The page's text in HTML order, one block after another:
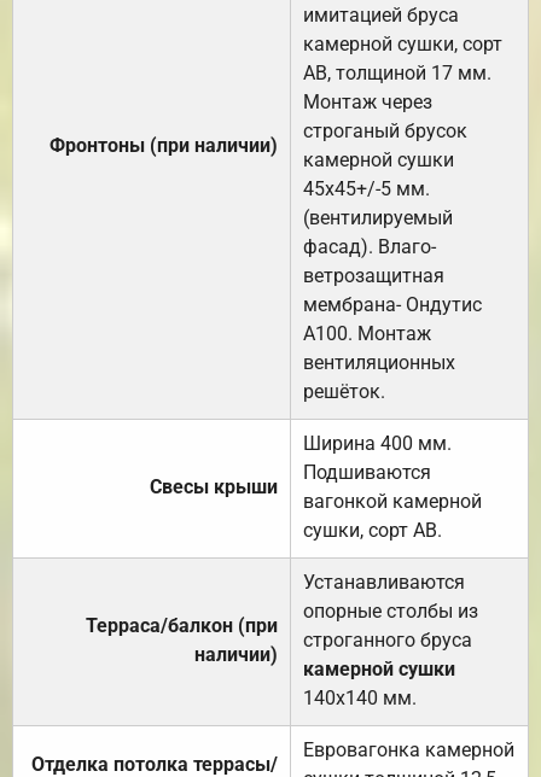
Фронтоны (при наличии)
имитацией бруса
камерной сушки, сорт
АВ, толщиной 17 мм.
Монтаж через
строганый брусок
камерной сушки
45х45+/-5 мм.
(вентилируемый
фасад). Влаго-
ветрозащитная
мембрана- Ондутис
А100. Монтаж
вентиляционных
решёток.
Свесы крыши
Ширина 400 мм.
Подшиваются
вагонкой камерной
сушки, сорт АВ.
Терраса/балкон (при
наличии)
Устанавливаются
опорные столбы из
строганного бруса
камерной сушки
140х140 мм.
Отделка потолка террасы/
Евровагонка камерной